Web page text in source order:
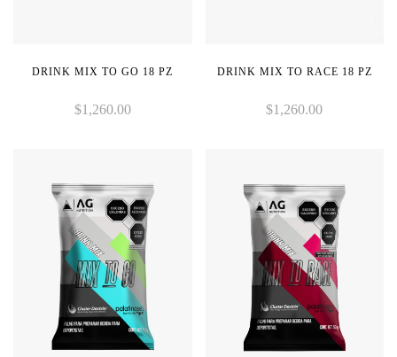
DRINK MIX TO GO 18 PZ
$1,260.00
DRINK MIX TO RACE 18 PZ
$1,260.00